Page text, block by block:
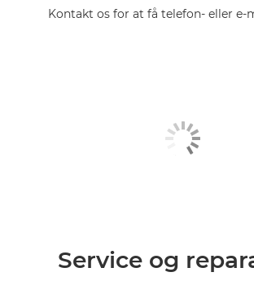
Kontakt os for at få telefon- eller e-
Service og